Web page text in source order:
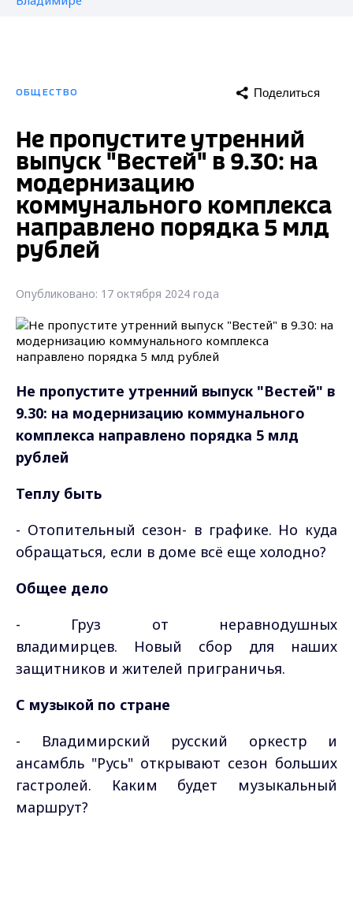
ОБЩЕСТВО Поделиться
Не пропустите утренний
выпуск "Вестей" в 9.30: на
модернизацию
коммунального комплекса
направлено порядка 5 млд
рублей
Опубликовано: 17 октября 2024 года
Не пропустите утренний выпуск "Вестей" в
9.30: на модернизацию коммунального
комплекса направлено порядка 5 млд
рублей
Теплу быть
- Отопительный сезон- в графике. Но куда
обращаться, если в доме всё еще холодно?
Общее дело
- Груз от неравнодушных
владимирцев. Новый сбор для наших
защитников и жителей приграничья.
С музыкой по стране
- Владимирский русский оркестр и
ансамбль "Русь" открывают сезон больших
гастролей. Каким будет музыкальный
маршрут?